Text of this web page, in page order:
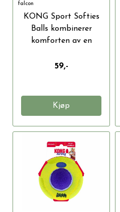
falcon
KONG Sport Softies
Balls kombinerer
komforten av en
59,-
Kjøp